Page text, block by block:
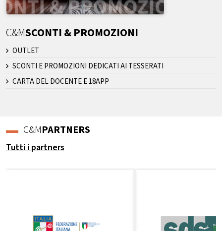
C&MSCONTI & PROMOZIONI
OUTLET
SCONTI E PROMOZIONI DEDICATI AI TESSERATI
CARTA DEL DOCENTE E 18APP
C&MPARTNERS
Tutti i partners